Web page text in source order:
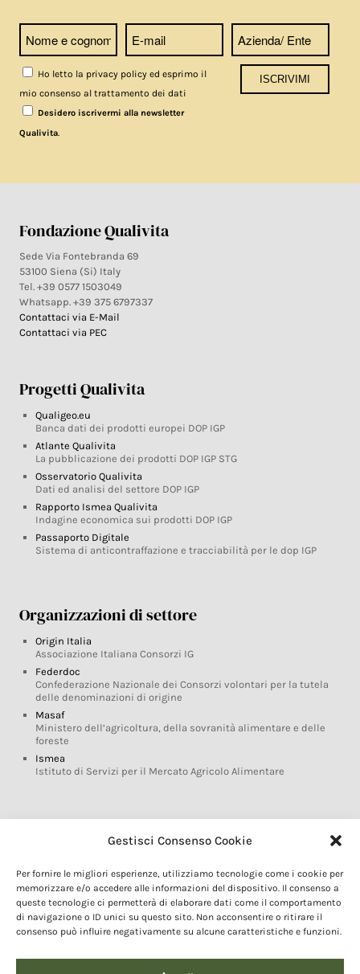
Gestisci Consenso Cookie
Per fornire le migliori esperienze, utilizziamo tecnologie come i cookie per
memorizzare e/o accedere alle informazioni del dispositivo. Il consenso a
queste tecnologie ci permetterà di elaborare dati come il comportamento
di navigazione o ID unici su questo sito. Non acconsentire o ritirare il
consenso può influire negativamente su alcune caratteristiche e funzioni.
Ho letto la privacy policy ed esprimo il
mio consenso al trattamento dei dati
Desidero iscrivermi alla newsletter
Qualivita.
Fondazione Qualivita
Sede Via Fontebranda 69
53100 Siena (Si) Italy
Tel. +39 0577 1503049
Whatsapp. +39 375 6797337
Contattaci via E-Mail
Contattaci via PEC
Progetti Qualivita
Qualigeo.eu
Banca dati dei prodotti europei DOP IGP
Atlante Qualivita
La pubblicazione dei prodotti DOP IGP STG
Osservatorio Qualivita
Dati ed analisi del settore DOP IGP
Rapporto Ismea Qualivita
Indagine economica sui prodotti DOP IGP
Passaporto Digitale
Sistema di anticontraffazione e tracciabilità per le dop IGP
Organizzazioni di settore
Origin Italia
Associazione Italiana Consorzi IG
Federdoc
Confederazione Nazionale dei Consorzi volontari per la tutela
delle denominazioni di origine
Masaf
Ministero dell’agricoltura, della sovranità alimentare e delle
foreste
Ismea
Istituto di Servizi per il Mercato Agricolo Alimentare
Glossario DOP IGP
Marchi DOP IGP
Normativa prodotti DOP IGP
Consorzi di Tutela
Farm To Fork e prodotti DOP IGP